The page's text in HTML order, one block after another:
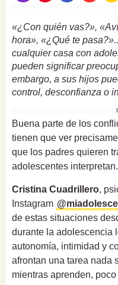
«¿Con quién vas?»,
hora», «¿Qué te
cualquier casa con
pueden significar
embargo, a sus hijos
control, desconfianza o
Buena parte de los
tienen que ver
que los padres quieren
adolescentes interpretan.
Cristina Cuadrillero,
Instagram
de estas situaciones
durante la adolescencia
autonomía, intimidad y
afrontan una tarea nada
mientras aprenden,